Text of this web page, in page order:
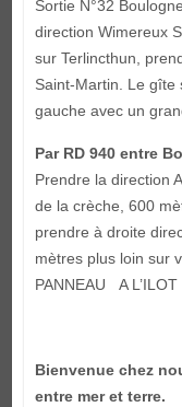
Sortie N°32
direction Wimereux
sur Terlincthun,
Saint-Martin. Le gîte
gauche avec un
Par RD 940 entre
Prendre la direction
de la crèche, 600
prendre à droite
mètres plus loin sur
PANNEAU A L’ILOT
Bienvenue chez
entre mer et terre.